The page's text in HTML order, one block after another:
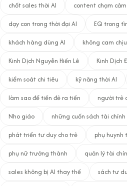
chốt sales thời AI
content chạm
dạy con trong thời đại AI
EQ trong
khách hàng dùng AI
không cam chịu
Kinh Dịch Nguyễn Hiến Lê
Kinh Dịch
kiểm soát chi tiêu
kỹ năng thời AI
làm sao để tiền đẻ ra tiền
người trẻ
Nho giáo
những cuốn sách tài
phát triển tư duy cho trẻ
phụ huynh
phụ nữ trưởng thành
quản lý tài
sales không bị AI thay thế
sách tư